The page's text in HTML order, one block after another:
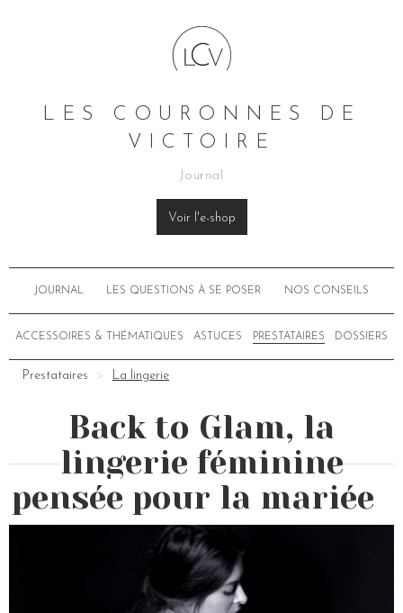
LES COURONNES DE
VICTOIRE
Journal
Voir l'e-shop
JOURNAL LES QUESTIONS À SE POSER NOS CONSEILS
ACCESSOIRES & THÉMATIQUES ASTUCES PRESTATAIRES DOSSIERS
Prestataires La lingerie
Back to Glam, la
lingerie féminine
pensée pour la mariée